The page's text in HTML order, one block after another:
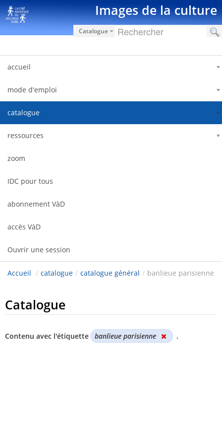
Saut au contenu Images de la culture
Catalogue
accueil
mode d'emploi
catalogue
ressources
zoom
IDC pour tous
abonnement VàD
accès VàD
Ouvrir une session
Accueil / catalogue / catalogue général / banlieue parisienne
Catalogue
Contenu avec l'étiquette banlieue parisienne .